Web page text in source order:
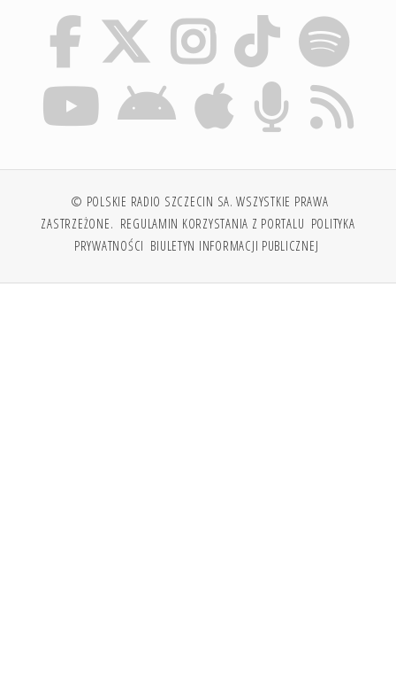
© POLSKIE RADIO SZCZECIN SA. WSZYSTKIE PRAWA
ZASTRZEŻONE. REGULAMIN KORZYSTANIA Z PORTALU POLITYKA
PRYWATNOŚCI BIULETYN INFORMACJI PUBLICZNEJ